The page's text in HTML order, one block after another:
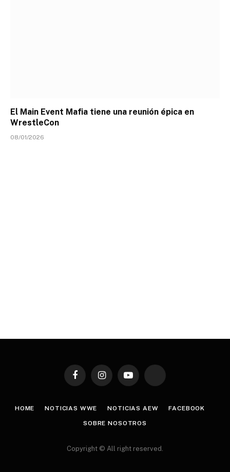
El Main Event Mafia tiene una reunión épica en
WrestleCon
08/01/2026
FacebookInstagramYouTube TikTok
HOME NOTICIAS WWE NOTICIAS AEW FACEBOOK
SOBRE NOSOTROS
Copyright © All right reserved.